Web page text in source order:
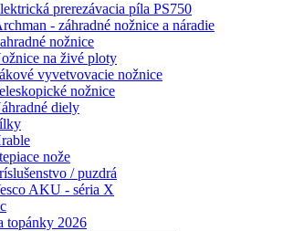
prerezávacia píla PS750
- záhradné nožnice a náradie
nožnice
na živé ploty
vyvetvovacie nožnice
nožnice
diely
nože
/ puzdrá
AKU - séria X
topánky 2026